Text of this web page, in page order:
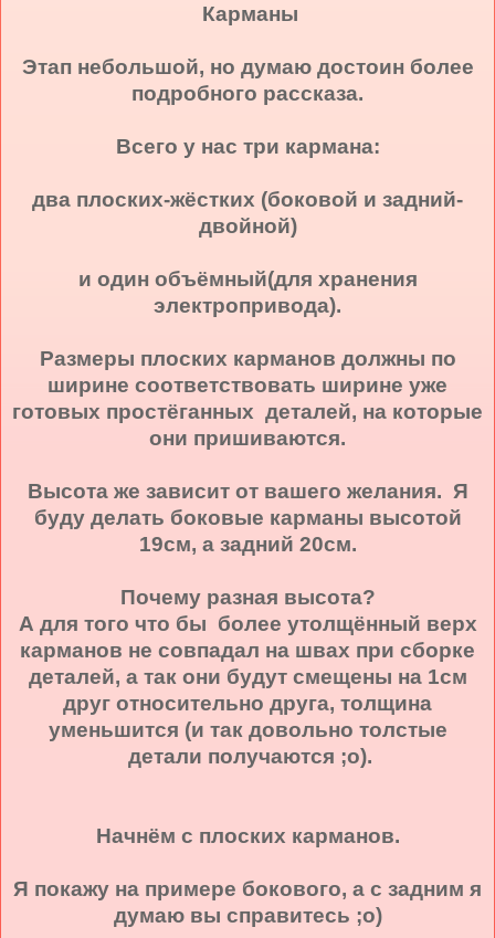
Карманы
Этап небольшой, но думаю достоин более
подробного рассказа.
Всего у нас три кармана:
два плоских-жёстких (боковой и задний-
двойной)
и один объёмный(для хранения
электропривода).
Размеры плоских карманов должны по
ширине соответствовать ширине уже
готовых простёганных деталей, на которые
они пришиваются.
Высота же зависит от вашего желания. Я
буду делать боковые карманы высотой
19см, а задний 20см.
Почему разная высота?
А для того что бы более утолщённый верх
карманов не совпадал на швах при сборке
деталей, а так они будут смещены на 1см
друг относительно друга, толщина
уменьшится (и так довольно толстые
детали получаются ;о).
Начнём с плоских карманов.
Я покажу на примере бокового, а с задним я
думаю вы справитесь ;о)